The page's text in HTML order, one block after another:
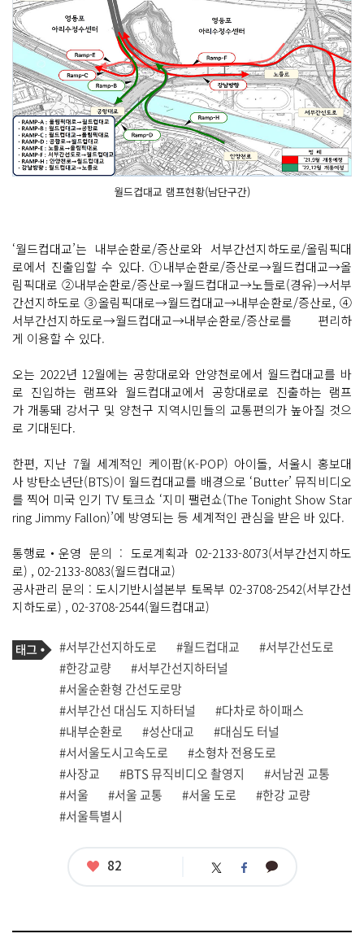
월드컵대교 램프현황(남단구간)
‘월드컵대교’는 내부순환로/증산로와 서부간선지하도로/올림픽대
로에서 진출입할 수 있다. ①내부순환로/증산로→월드컵대교→올
림픽대로 ②내부순환로/증산로→월드컵대교→노들로(경유)→서부
간선지하도로 ③올림픽대로→월드컵대교→내부순환로/증산로, ④
서부간선지하도로→월드컵대교→내부순환로/증산로를 편리하
게 이용할 수 있다.
오는 2022년 12월에는 공항대로와 안양천로에서 월드컵대교를 바
로 진입하는 램프와 월드컵대교에서 공항대로로 진출하는 램프
가 개통돼 강서구 및 양천구 지역시민들의 교통편의가 높아질 것으
로 기대된다.
한편, 지난 7월 세계적인 케이팝(K-POP) 아이돌, 서울시 홍보대
사 방탄소년단(BTS)이 월드컵대교를 배경으로 ‘Butter’ 뮤직비디오
를 찍어 미국 인기 TV 토크쇼 ‘지미 팰런쇼(The Tonight Show Star
ring Jimmy Fallon)’에 방영되는 등 세계적인 관심을 받은 바 있다.
통행료‧운영 문의 : 도로계획과 02-2133-8073(서부간선지하도
로) , 02-2133-8083(월드컵대교)
공사관리 문의 : 도시기반시설본부 토목부 02-3708-2542(서부간선
지하도로) , 02-3708-2544(월드컵대교)
기
사
관
련
태
그
태
그
#서부간선지하도로 #월드컵대교
#서부간선도로
#한강교량
#서부간선지하터널
#서울순환형 간선도로망
#서부간선 대심도 지하터널
#다차로 하이패스
#내부순환로
#성산대교
#대심도 터널
#서서울도시고속도로
#소형차 전용도로
#사장교
#BTS 뮤직비디오 촬영지
#서남권 교통
#서울
#서울 교통 #서울 도로
#한강 교량
#서울특별시
좋
82 트 페 카